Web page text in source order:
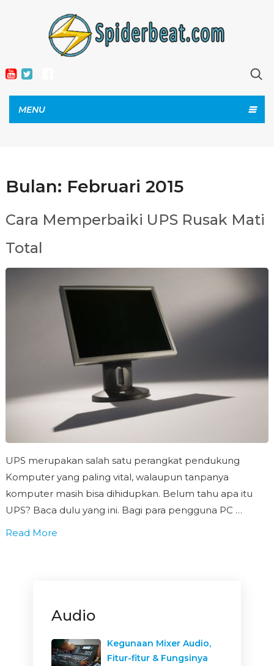
MENU
Bulan: Februari 2015
Cara Memperbaiki UPS Rusak Mati
Total
UPS merupakan salah satu perangkat pendukung
Komputer yang paling vital, walaupun tanpanya
komputer masih bisa dihidupkan. Belum tahu apa itu
UPS? Baca dulu yang ini. Bagi para pengguna PC …
Read More
Audio
Kegunaan Mixer Audio,
Fitur-fitur & Fungsinya